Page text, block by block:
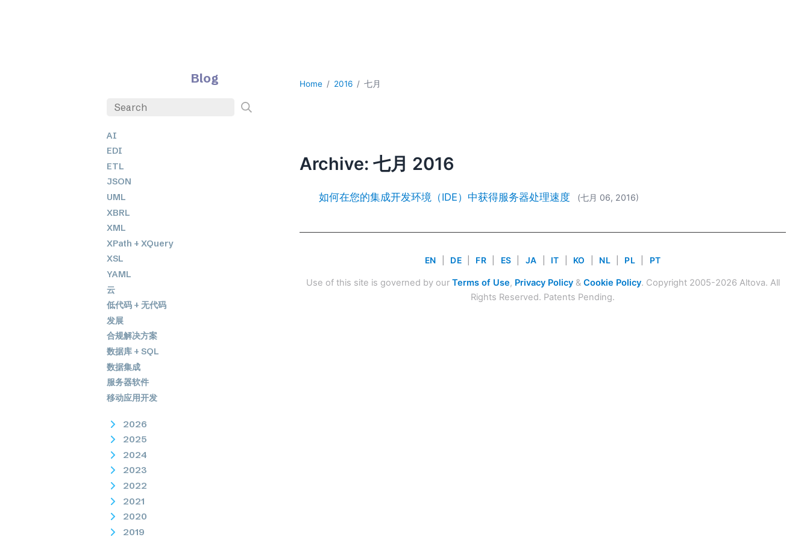
Blog
AI
EDI
ETL
JSON
UML
XBRL
XML
XPath + XQuery
XSL
YAML
云
低代码 + 无代码
发展
合规解决方案
数据库 + SQL
数据集成
服务器软件
移动应用开发
2026
2025
2024
2023
2022
2021
2020
2019
Home 2016 七月
Archive: 七月 2016
如何在您的集成开发环境（IDE）中获得服务器处理速度 (七月 06, 2016)
EN DE FR ES JA IT KO NL PL PT
Use of this site is governed by our Terms of Use, Privacy Policy& Cookie Policy. Copyright 2005-2026 Altova. All
Rights Reserved. Patents Pending.